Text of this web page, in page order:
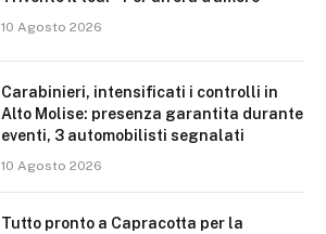
10 Agosto 2026
Carabinieri, intensificati i controlli in
Alto Molise: presenza garantita durante
eventi, 3 automobilisti segnalati
10 Agosto 2026
Tutto pronto a Capracotta per la